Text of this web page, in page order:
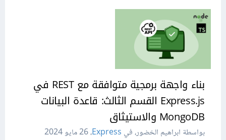
بناء واجهة برمجية متوافقة مع REST في
Express.js القسم الثالث: قاعدة البيانات
MongoDB والاستيثاق
بواسطة ابراهيم الخضور، في Express،26 مايو 2024